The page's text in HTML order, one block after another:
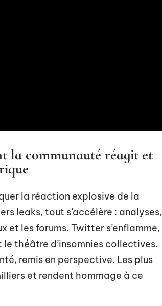
la communauté réagit et
la réaction explosive de la
leaks, tout s’accélère : analyses,
et les forums. Twitter s’enflamme,
théâtre d’insomnies collectives.
remis en perspective. Les plus
et rendent hommage à ce